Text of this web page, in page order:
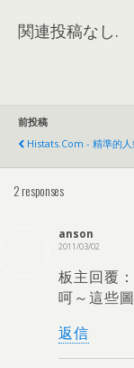
関連投稿なし.
前投稿
Histats.com - 精準的
2responses
anson
2011/03/02
板主回覆：
呵～這些
返信